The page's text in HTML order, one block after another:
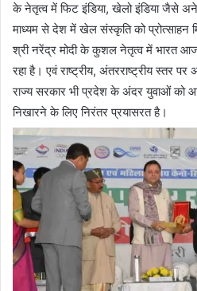
के नेतृत्व में फिट इंडिया, खेलो इंडिया जैसे
माध्यम से देश में खेल संस्कृति को प्रोत्साहन
श्री नरेंद्र मोदी के कुशल नेतृत्व में भारत
रहा है। एवं राष्ट्रीय, अंतरराष्ट्रीय स्तर
राज्य सरकार भी प्रदेश के अंदर युवाओं को
निखारने के लिए निरंतर प्रयासरत है।